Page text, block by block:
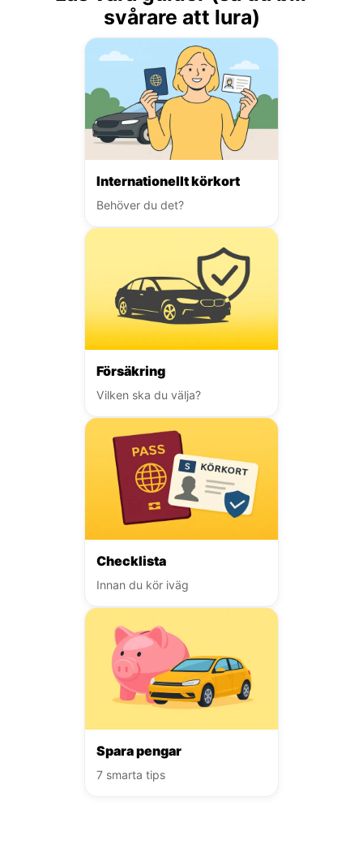
svårare att lura)
Internationellt körkort
Behöver du det?
Försäkring
Vilken ska du välja?
Checklista
Innan du kör iväg
Spara pengar
7 smarta tips